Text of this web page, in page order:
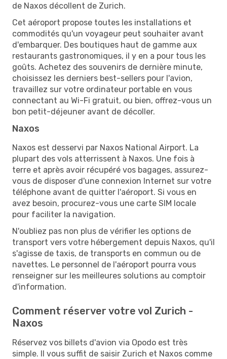
de Naxos décollent de Zurich.
Cet aéroport propose toutes les installations et
commodités qu'un voyageur peut souhaiter avant
d'embarquer. Des boutiques haut de gamme aux
restaurants gastronomiques, il y en a pour tous les
goûts. Achetez des souvenirs de dernière minute,
choisissez les derniers best-sellers pour l'avion,
travaillez sur votre ordinateur portable en vous
connectant au Wi-Fi gratuit, ou bien, offrez-vous un
bon petit-déjeuner avant de décoller.
Naxos
Naxos est desservi par Naxos National Airport. La
plupart des vols atterrissent à Naxos. Une fois à
terre et après avoir récupéré vos bagages, assurez-
vous de disposer d'une connexion Internet sur votre
téléphone avant de quitter l'aéroport. Si vous en
avez besoin, procurez-vous une carte SIM locale
pour faciliter la navigation.
N'oubliez pas non plus de vérifier les options de
transport vers votre hébergement depuis Naxos, qu'il
s'agisse de taxis, de transports en commun ou de
navettes. Le personnel de l'aéroport pourra vous
renseigner sur les meilleures solutions au comptoir
d'information.
Comment réserver votre vol Zurich -
Naxos
Réservez vos billets d'avion via Opodo est très
simple. Il vous suffit de saisir Zurich et Naxos comme